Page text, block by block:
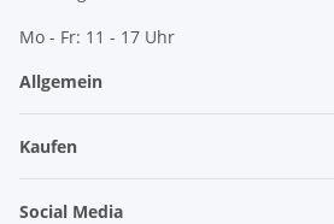
Mo - Fr: 11 - 17 Uhr
Allgemein
Kaufen
Social Media